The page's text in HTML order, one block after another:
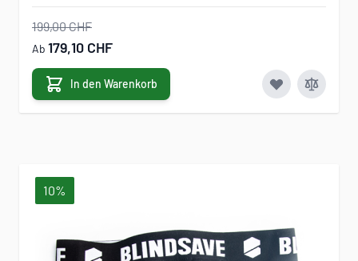
199,00 CHF
Ab 179,10 CHF
In den Warenkorb
10%